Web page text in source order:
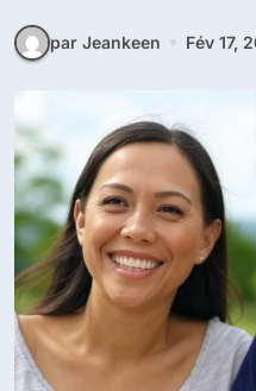
par Jeankeen Fév 17,